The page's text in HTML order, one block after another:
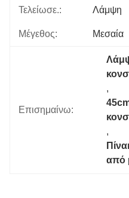
Τελείωσε.: Λάμψη
Μέγεθος: Μεσαία
Επισημαίνω:
,
,
από